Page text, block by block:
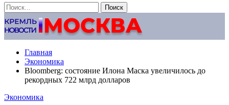
Главная
Экономика
Bloomberg: состояние Илона Маска увеличилось до
рекордных 722 млрд долларов
Экономика